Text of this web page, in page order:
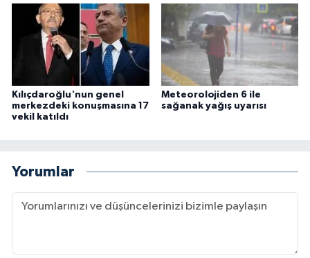
Kılıçdaroğlu'nun genel
merkezdeki konuşmasına 17
vekil katıldı
Meteorolojiden 6 ile
sağanak yağış uyarısı
Yorumlar